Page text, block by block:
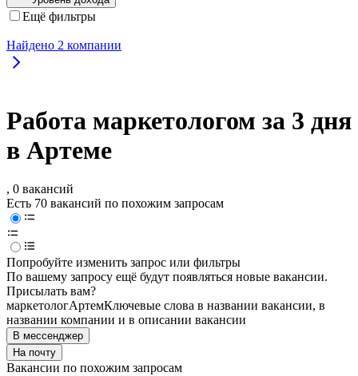
Ещё фильтры
Найдено 2 компании
Работа маркетологом за 3 дня
в Артеме
, 0 вакансий
Есть 70 вакансий по похожим запросам
Попробуйте изменить запрос или фильтры
По вашему запросу ещё будут появляться новые вакансии.
Присылать вам?
маркетологАртемКлючевые слова в названии вакансии, в
названии компании и в описании вакансии
В мессенджер
На почту
Вакансии по похожим запросам